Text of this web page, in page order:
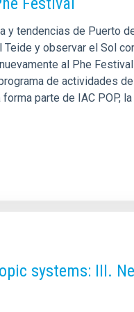
y tendencias de Puerto
y observar el Sol
al Phe
de actividades
parte de IAC POP,
systems: III.